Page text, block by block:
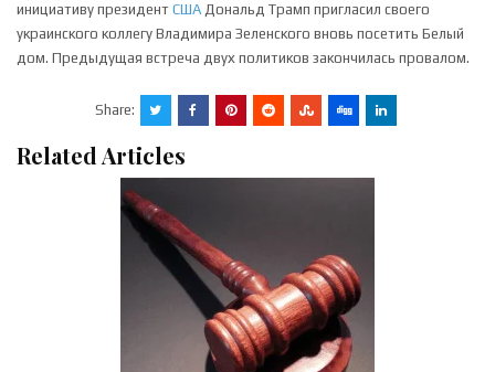
инициативу президент США Дональд Трамп пригласил своего
украинского коллегу Владимира Зеленского вновь посетить Белый
дом. Предыдущая встреча двух политиков закончилась провалом.
Share:
Related Articles